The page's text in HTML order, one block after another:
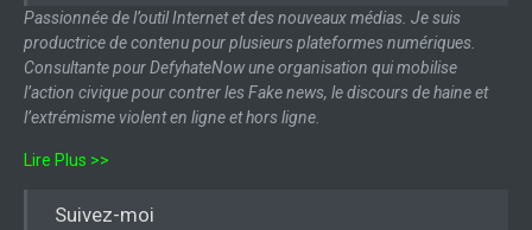
Passionnée de l’outil Internet et des nouveaux médias. Je suis
productrice de contenu pour plusieurs plateformes numériques.
Consultante pour DefyhateNow une organisation qui mobilise
l’action civique pour contrer les Fake news, le discours de haine et
l’extrémisme violent en ligne et hors ligne.
Lire Plus >>
Suivez-moi